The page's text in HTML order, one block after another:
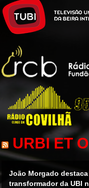
URBI ET
João Morgado
transformador da UBI